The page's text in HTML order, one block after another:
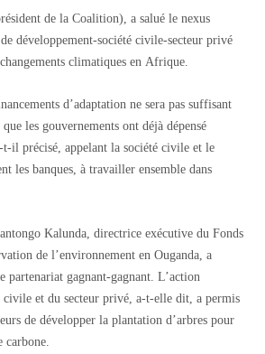
de la Coalition), a salué le nexus
développement-société civile-secteur privé
climatiques en Afrique.
d’adaptation ne sera pas suffisant
les gouvernements ont déjà dépensé
t-il précisé, appelant la société civile et le
les banques, à travailler ensemble dans
Kalunda, directrice exécutive du Fonds
de l’environnement en Ouganda, a
partenariat gagnant-gagnant. L’action
civile et du secteur privé, a-t-elle dit, a permis
de développer la plantation d’arbres pour